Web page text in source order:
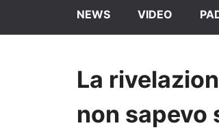
NEWS VIDEO
La
non sapevo